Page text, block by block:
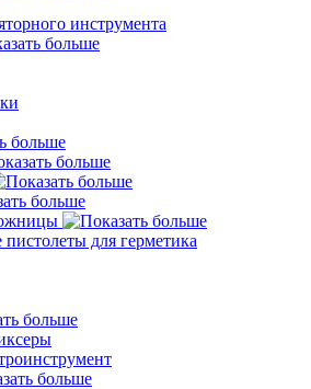
инструмента
для герметика